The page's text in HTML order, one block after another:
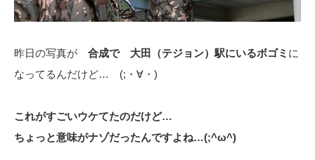
昨日の写真が 合成で 大田（テジョン）駅にいるボゴミ に
なってるんだけど… (;・∀・)
これがすごいウケてたのだけど…
ちょっと意味がナゾだったんですよね…(;^ω^)